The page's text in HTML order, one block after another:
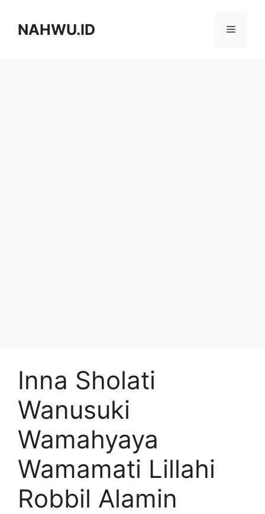
NAHWU.ID Menu
Inna Sholati
Wanusuki
Wamahyaya
Wamamati Lillahi
Robbil Alamin